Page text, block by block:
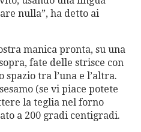
nulla”, ha detto ai
manica pronta, su una
fate delle strisce con
spazio tra l’una e l’altra.
(se vi piace potete
la teglia nel forno
a 200 gradi centigradi.